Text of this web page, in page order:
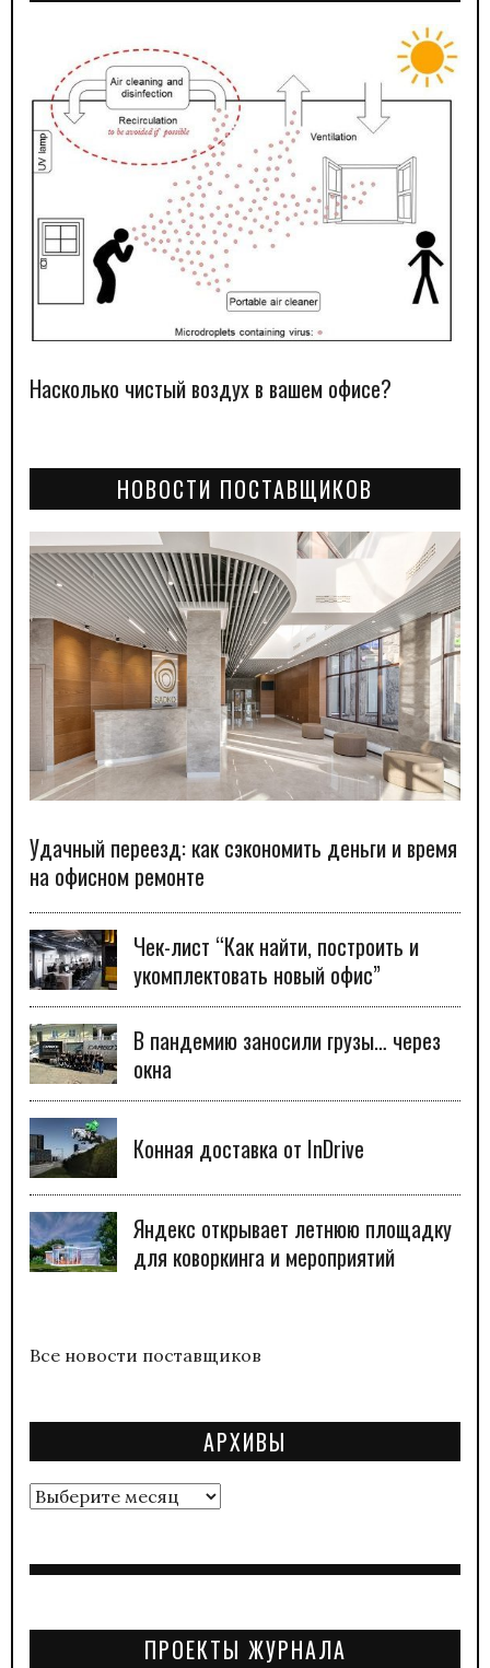
Насколько чистый воздух в вашем офисе?
НОВОСТИ ПОСТАВЩИКОВ
Удачный переезд: как сэкономить деньги и время
на офисном ремонте
Чек-лист “Как найти, построить и
укомплектовать новый офис”
В пандемию заносили грузы… через
окна
Конная доставка от InDrive
Яндекс открывает летнюю площадку
для коворкинга и мероприятий
Все новости поставщиков
АРХИВЫ
Архивы
ПРОЕКТЫ ЖУРНАЛА